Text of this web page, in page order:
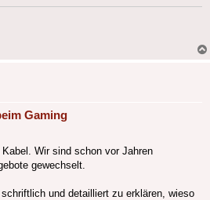
Gaming
Wir sind schon vor Jahren
gewechselt.
und detailliert zu erklären, wieso